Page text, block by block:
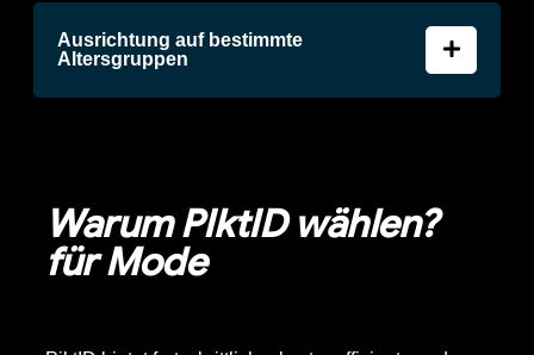
Ausrichtung auf bestimmte
Altersgruppen
Warum PIktID wählen?
für Mode